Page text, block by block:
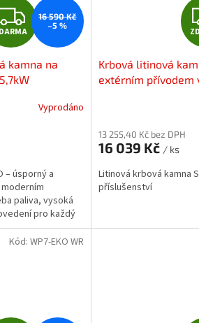
Z
D
A
R
A
16 590 Kč
–5 %
kamna na
Vyprodáno
– úsporný a
paliva, vysoká
pro každý
Krbová litinová
extérním přívodem
13 255,40 Kč bez DPH
16 039 Kč / ks
Litinová krbová kamna
příslušenství
Kód: WP7-EKO WR